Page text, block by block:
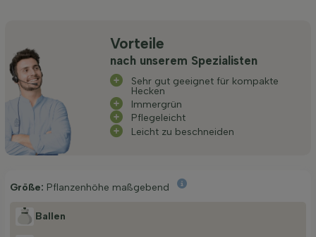
Vorteile
nach unserem Spezialisten
Sehr gut geeignet für kompakte
Hecken
Immergrün
Pflegeleicht
Leicht zu beschneiden
Größe: Pflanzenhöhe maßgebend
Ballen